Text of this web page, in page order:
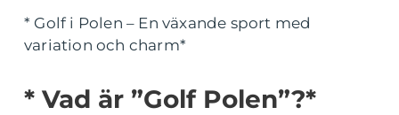
* Golf i Polen – En växande sport med
variation och charm*
* Vad är ”Golf Polen”?*